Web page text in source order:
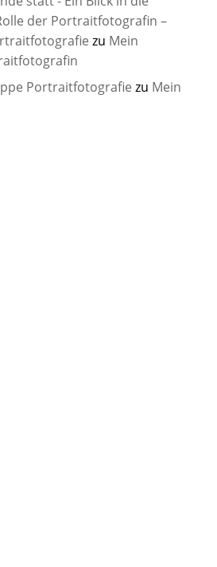
der Portraitfotografin –
zu Mein
Portraitfotografie zu Mein